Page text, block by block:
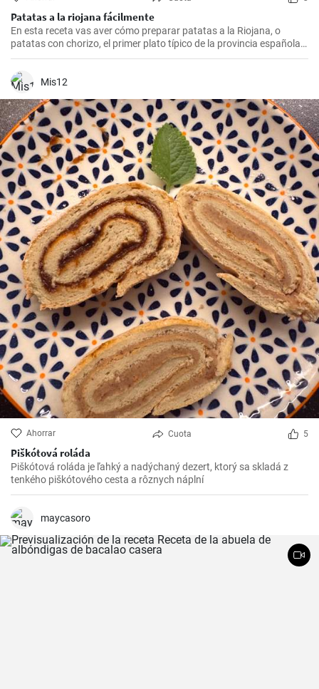
Patatas a la riojana fácilmente
En esta receta vas aver cómo preparar patatas a la Riojana, o
patatas con chorizo, el primer plato típico de la provincia española
de La Rioja.
Mis12
Ahorrar Cuota 5
Piškótová roláda
Piškótová roláda je ľahký a nadýchaný dezert, ktorý sa skladá z
tenkého piškótového cesta a rôznych náplní
maycasoro